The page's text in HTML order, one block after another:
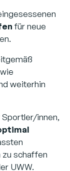
für neue
weiterhin
Sportler/innen,
zu schaffen
UWW.